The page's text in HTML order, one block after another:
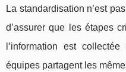
La standardisation n’est
d’assurer que les étapes
l’information est
équipes partagent les